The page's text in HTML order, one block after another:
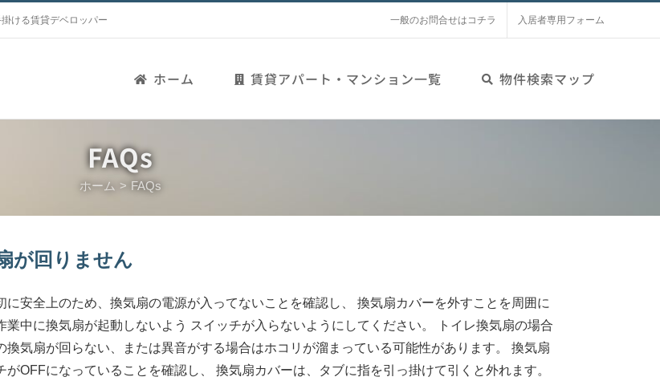
ける賃貸デベロッパー 一般のお問合せはコチラ 入居者専用フォーム
ホーム 賃貸アパート・マンション一覧 物件検索マップ
FAQs
ホーム FAQs
が回りません
に安全上のため、換気扇の電源が入ってないことを確認し、 換気扇カバーを外すことを周囲に
業中に換気扇が起動しないよう スイッチが入らないようにしてください。 トイレ換気扇の場合
換気扇が回らない、または異音がする場合はホコリが溜まっている可能性があります。 換気扇
がOFFになっていることを確認し、 換気扇カバーは、タブに指を引っ掛けて引くと外れます。